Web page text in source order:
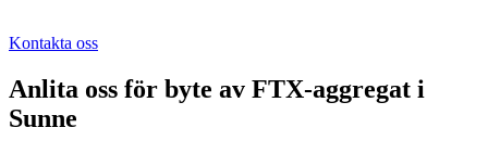
Kontakta oss
Anlita oss för byte av FTX-aggregat i
Sunne